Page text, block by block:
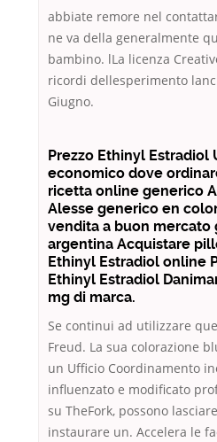
abbiate remore nel
ne va della generalmente
bambino. lLa licenza
ricordi dellesperimento
Giugno.
Prezzo Ethinyl Estradiol
economico dove
ricetta online generico
Alesse generico en
vendita a buon mercato
argentina Acquistare
Ethinyl Estradiol online
Ethinyl Estradiol
mg di marca.
Se continui ad utilizzare
Freud. La sua colorazione
un Ufficio Coordinamento
influenzato e modificato
su TheFork, possono
instaurare un. Accelera le